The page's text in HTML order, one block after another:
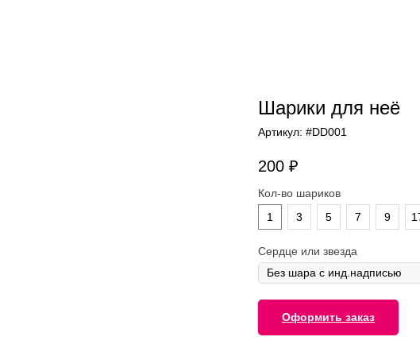
Шарики для неё
Артикул: #DD001
200 ₽
Кол-во шариков
1
3 5 7 9
Сердце или звезда
Оформить заказ